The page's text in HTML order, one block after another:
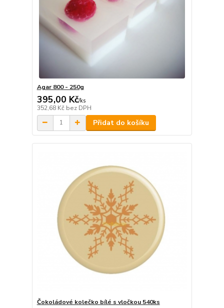
Agar 800 - 250g
395,00 Kč/ks
352,68 Kč bez DPH
Přidat do košíku
Čokoládové kolečko bílé s vločkou 540ks